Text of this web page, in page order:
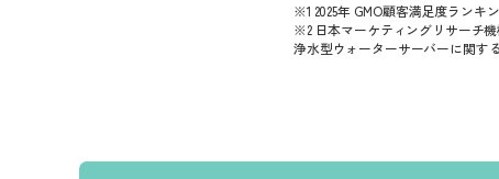
※1 2025年 GMO顧客満足度ランキ
※2 日本マーケティングリサーチ機
浄水型ウォーターサーバーに関す